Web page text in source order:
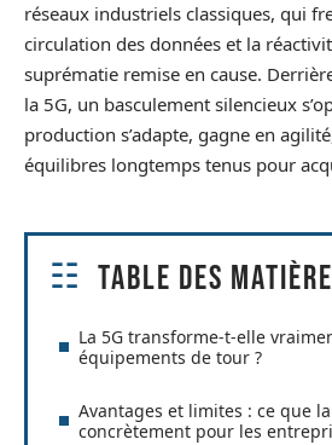
réseaux industriels classiques, qui
circulation des données et la
suprématie remise en cause.
la 5G, un basculement silencieux
production s’adapte, gagne en
équilibres longtemps tenus pour
Table des
La 5G transforme-t-elle
équipements de tour ?
Avantages et limites : ce que
concrètement pour les